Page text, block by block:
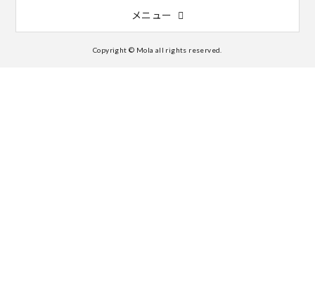
メニュー
Copyright © Mola all rights reserved.